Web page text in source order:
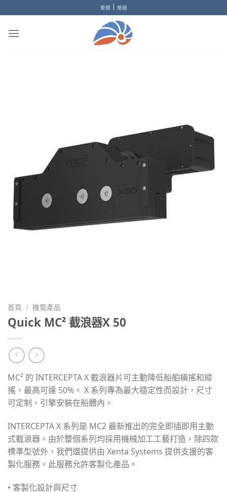
to
content
繁體 | 簡體
首頁 / 機電產品
Quick MC² 截浪器X 50
MC² 的 INTERCEPTA X 截浪器片可主動降低船舶橫搖和縱
搖，最高可達 50%。 X 系列專為最大穩定性而設計，尺寸
可定制，引擎安裝在船體內。
INTERCEPTA X 系列是 MC2 最新推出的完全即插即用主動
式截浪器。由於整個系列均採用機械加工工藝打造，除四款
標準型號外，我們還提供由 Xenta Systems 提供支援的客
製化服務。此服務允許客製化產品。
• 客製化設計與尺寸